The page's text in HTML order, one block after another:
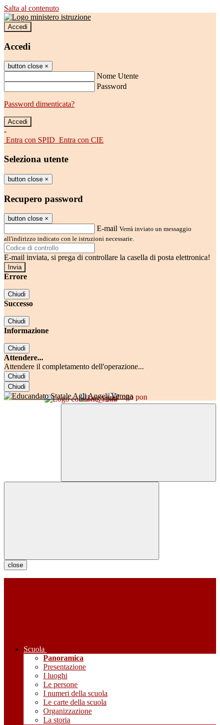
Salta al contenuto
Accedi
Accedi
button close ×
Nome Utente
Password
Password dimenticata?
-
Entra con SPID Entra con CIE
Seleziona utente
button close ×
Recupero password
button close ×
E-mail Verrà inviato un messaggio
all'indirizzo indicato con le istruzioni necessarie.
E-mail inviata, si prega di controllare la casella di posta elettronica!
Errore
Chiudi
Successo
Chiudi
Informazione
Chiudi
Attendere...
Attendere il completamento dell'operazione...
Chiudi
Chiudi
close
Scuola
Panoramica
Presentazione
I luoghi
Le persone
I numeri della scuola
Le carte della scuola
Organizzazione
La storia